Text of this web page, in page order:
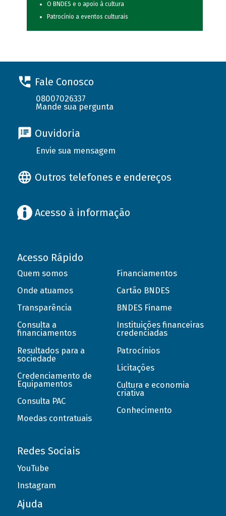
O BNDES e o apoio à cultura
Patrocínio a eventos culturais
Fale Conosco
08007026337
Mande sua pergunta
Ouvidoria
Envie sua mensagem
Outros telefones e endereços
Acesso à informação
Acesso Rápido
Quem somos
Onde atuamos
Transparência
Consulta a
financiamentos
Resultados para a
sociedade
Credenciamento de
Equipamentos
Consulta PAC
Moedas contratuais
Financiamentos
Cartão BNDES
BNDES Finame
Instituições financeiras
credenciadas
Patrocínios
Licitações
Cultura e economia
criativa
Conhecimento
Redes Sociais
YouTube
Instagram
Ajuda